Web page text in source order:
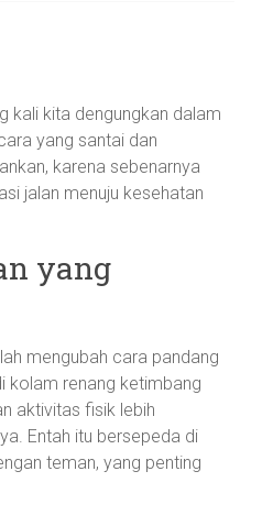
kali kita dengungkan dalam
yang santai dan
karena sebenarnya
jalan menuju kesehatan
yang
mengubah cara pandang
kolam renang ketimbang
aktivitas fisik lebih
Entah itu bersepeda di
teman, yang penting